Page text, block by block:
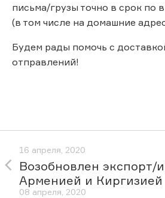
письма/грузы точно в срок по
(в том числе на домашние
Будем рады помочь с
отправлений!
16 апреля, 2020
Возобновлен экспорт/
Арменией и Киргизией
08 апреля, 2020